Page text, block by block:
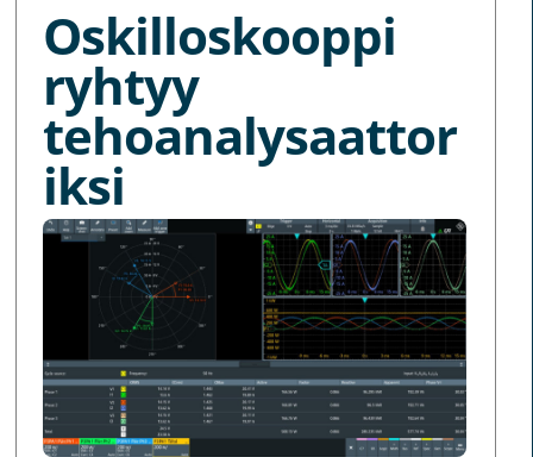
Oskilloskooppi
ryhtyy
tehoanalysaattor
iksi